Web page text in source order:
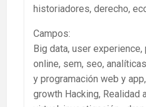
historiadores, derecho,
Campos:
Big data, user
online, sem, seo,
y programación web y
growth Hacking, Realidad